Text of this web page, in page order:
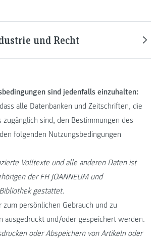
und Recht
sind jedenfalls einzuhalten:
alle Datenbanken und Zeitschriften, die
zugänglich sind, den Bestimmungen des
folgenden Nutzungsbedingungen
Volltexte und alle anderen Daten ist
der FH JOANNEUM und
gestattet.
persönlichen Gebrauch und zu
ausgedruckt und/oder gespeichert werden.
oder Abspeichern von Artikeln oder